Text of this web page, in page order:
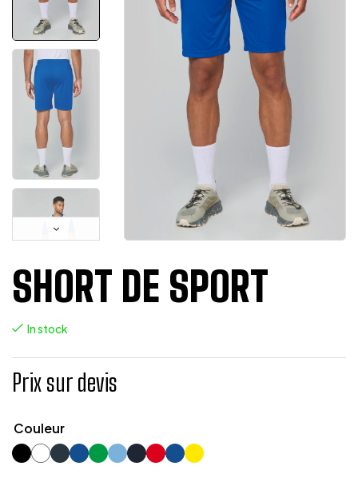
SHORT DE SPORT
In stock
Prix sur devis
Couleur